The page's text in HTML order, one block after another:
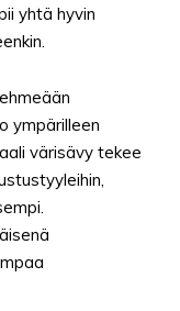
yhtä hyvin
ympärilleen
värisävy tekee